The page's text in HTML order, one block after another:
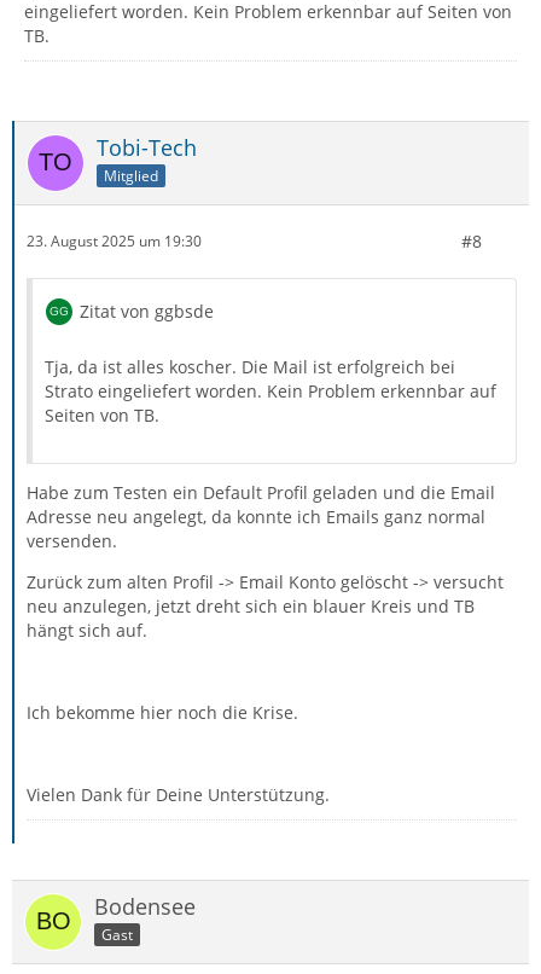
eingeliefert worden. Kein Problem erkennbar auf Seiten von
TB.
Tobi-Tech
Mitglied
23. August 2025 um 19:30 #8
Zitat von ggbsde
Tja, da ist alles koscher. Die Mail ist erfolgreich bei
Strato eingeliefert worden. Kein Problem erkennbar auf
Seiten von TB.
Habe zum Testen ein Default Profil geladen und die Email
Adresse neu angelegt, da konnte ich Emails ganz normal
versenden.
Zurück zum alten Profil -> Email Konto gelöscht -> versucht
neu anzulegen, jetzt dreht sich ein blauer Kreis und TB
hängt sich auf.
Ich bekomme hier noch die Krise.
Vielen Dank für Deine Unterstützung.
Bodensee
Gast